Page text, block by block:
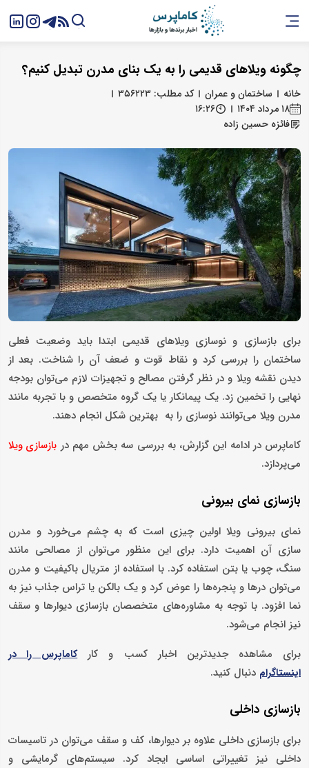
چگونه ویلاهای قدیمی را به یک بنای مدرن تبدیل کنیم؟
خانه ساختمان و عمران
کد مطلب: ۳۵۶۲۲۳
۱۸ مرداد ۱۴۰۴
۱۶:۲۶
فائزه حسین زاده
برای بازسازی و نوسازی ویلاهای قدیمی ابتدا باید وضعیت فعلی
ساختمان را بررسی کرد و نقاط قوت و ضعف آن را شناخت. بعد از
دیدن نقشه ویلا و در نظر گرفتن مصالح و تجهیزات لازم می‌توان بودجه
نهایی را تخمین زد. یک پیمانکار یا یک گروه متخصص و با تجربه مانند
مدرن ویلا می‌توانند نوسازی را به بهترین شکل انجام دهند.
کاماپرس در ادامه این گزارش، به بررسی سه بخش مهم در بازسازی ویلا
می‌پردازد.
بازسازی نمای بیرونی
نمای بیرونی ویلا اولین چیزی است که به چشم می‌خورد و مدرن
سازی آن اهمیت دارد. برای این منظور می‌توان از مصالحی مانند
سنگ، چوب یا بتن استفاده کرد. با استفاده از متریال باکیفیت و مدرن
می‌توان درها و پنجره‌ها را عوض کرد و یک بالکن یا تراس جذاب نیز به
نما افزود. با توجه به مشاوره‌های متخصصان بازسازی دیوارها و سقف
نیز انجام می‌شود.
برای مشاهده جدیدترین اخبار کسب و کارکاماپرس را در
اینستاگرام دنبال کنید.
بازسازی داخلی
برای بازسازی داخلی علاوه بر دیوارها، کف و سقف می‌توان در تاسیسات
داخلی نیز تغییراتی اساسی ایجاد کرد. سیستم‌های گرمایشی و